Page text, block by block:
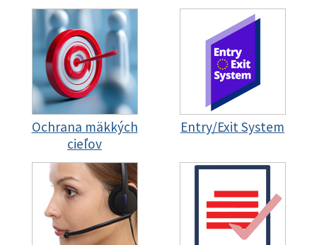
Ochrana mäkkých
cieľov
Entry/Exit System